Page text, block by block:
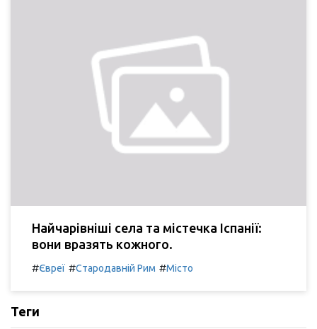
Найчарівніші села та містечка Іспанії:
вони вразять кожного.
#Євреї #Стародавній Рим #Місто
Теги